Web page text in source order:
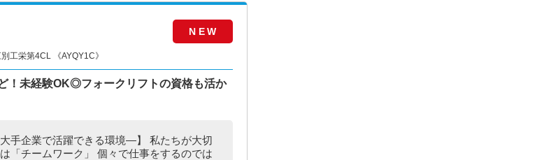
NEW
工栄第4CL 《AYQY1C》
！未経験OK◎フォークリフトの資格も活か
大手企業で活躍できる環境―】 私たちが大切
「チームワーク」 個々で仕事をするのでは